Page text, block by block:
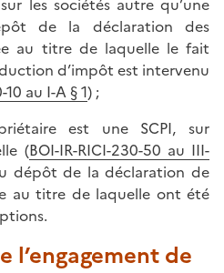
les sociétés autre qu’une
de la déclaration des
au titre de laquelle le fait
d’impôt est intervenu
au I-A § 1) ;
est une SCPI, sur
(BOI-IR-RICI-230-50 au III-
dépôt de la déclaration de
au titre de laquelle ont été
l’engagement de